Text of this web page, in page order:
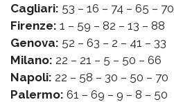
Cagliari: 53 – 16 – 74 – 65 – 70
Firenze: 1 – 59 – 82 – 13 – 88
Genova: 52 – 63 – 2 – 41 – 33
Milano: 22 – 21 – 5 – 50 – 66
Napoli: 22 – 58 – 30 – 50 – 70
Palermo: 61 – 69 – 9 – 8 – 50